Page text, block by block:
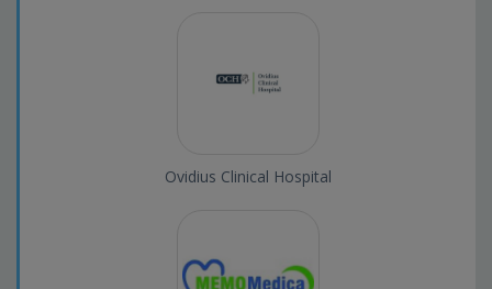
Ovidius Clinical Hospital